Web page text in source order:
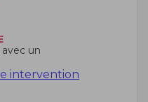
un
intervention